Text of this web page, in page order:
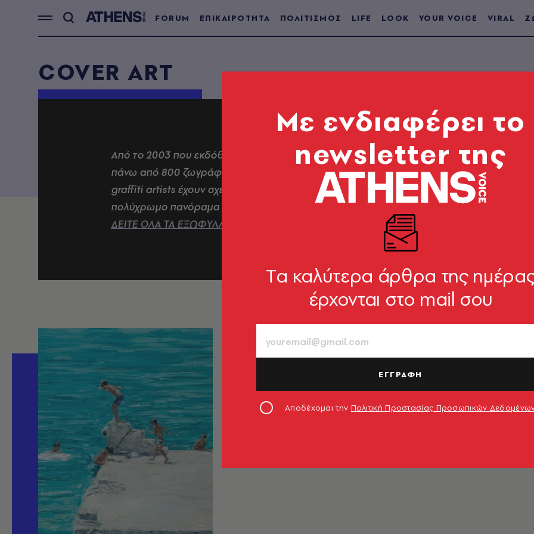
FORUM ΕΠΙΚΑΙΡΟΤΗΤΑ ΠΟΛΙΤΙΣΜΟΣ LIFE LOOK YOUR VOICE VIRAL
COVER ART
Από το 2003 που εκδόθηκε η ATHENS VOICE μέχρι σήμερα,
πάνω από 800 ζωγράφοι, γλύπτες, illustrators, φωτογράφοι,
graffiti artists έχουν σχεδιάσει το εξώφυλλό της. Απολαύστε το
πολύχρωμο πανόραμα της πιο μεγάλης γκαλερί δρόμου.
ΔΕΙΤΕ ΟΛΑ ΤΑ ΕΞΩΦΥΛΛΑ ΣΕ PDF
Mε ενδιαφέρει το
newsletter της
Tα καλύτερα άρθρα της
έρχονται στο mail σου
ΕΓΓΡΑΦΗ
Αποδέχομαι την Πολιτική Προστασίας Προσωπικών